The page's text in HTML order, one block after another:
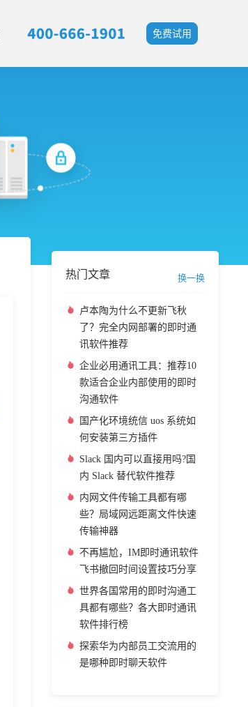
免费试用
热门文章 换一换
卢本陶为什么不更新飞秋
了？完全内网部署的即时通
讯软件推荐
企业必用通讯工具：推荐10
款适合企业内部使用的即时
沟通软件
国产化环境统信 uos 系统如
何安装第三方插件
Slack 国内可以直接用吗?国
内 Slack 替代软件推荐
内网文件传输工具都有哪
些？局域网远距离文件快速
传输神器
不再尴尬，IM即时通讯软件
飞书撤回时间设置技巧分享
世界各国常用的即时沟通工
具都有哪些？各大即时通讯
软件排行榜
探索华为内部员工交流用的
是哪种即时聊天软件